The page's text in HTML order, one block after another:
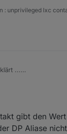
: unprivileged lxc
...
gibt den
DP Aliase